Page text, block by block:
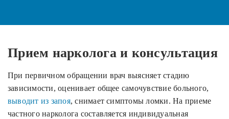
Прием нарколога и консультация
При первичном обращении врач выясняет стадию
зависимости, оценивает общее самочувствие больного,
выводит из запоя, снимает симптомы ломки. На приеме
частного нарколога составляется индивидуальная